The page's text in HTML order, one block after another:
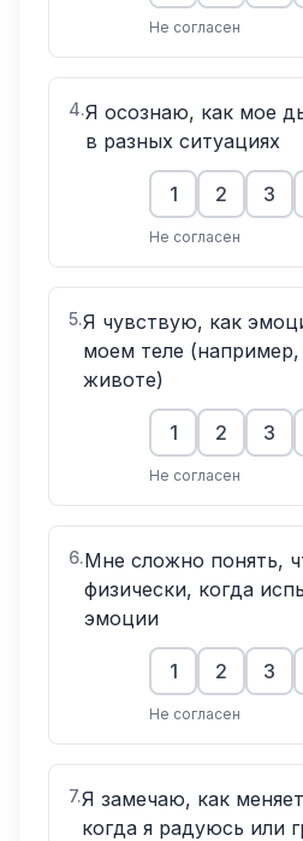
Не согласен
4.Я осознаю, как мое
в разных ситуациях
1 2 3
Не согласен
5.Я чувствую, как
моем теле
животе)
1 2 3
Не согласен
6.Мне сложно понять,
физически, когда
эмоции
1 2 3
Не согласен
7.Я замечаю, как
когда я радуюсь или